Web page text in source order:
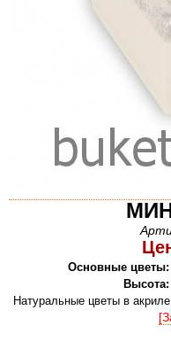
Основные цветы:
Высота:
Натуральные цветы в